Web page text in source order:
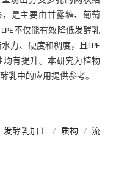
，是主要由甘露糖、葡萄
不仅能有效降低发酵乳
力、硬度和稠度，且LPE
均有提升。本研究为植物
乳中的应用提供参考。
发酵乳加工 / 质构 / 流